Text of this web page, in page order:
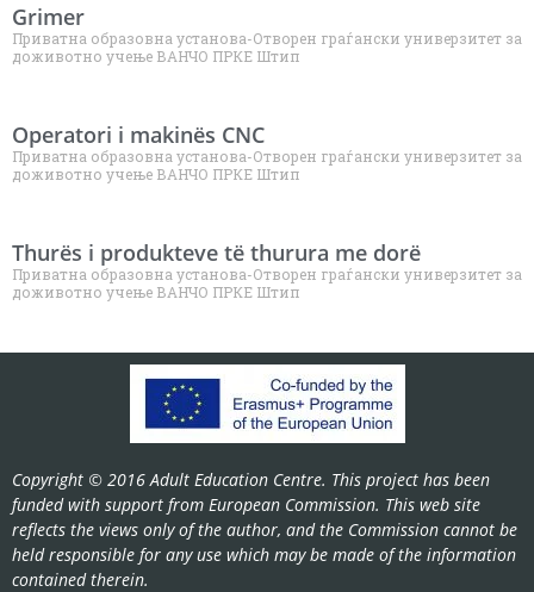
Grimer
Приватна образовна установа-Отворен граѓански универзитет за
доживотно учење ВАНЧО ПРКЕ Штип
Operatori i makinës CNC
Приватна образовна установа-Отворен граѓански универзитет за
доживотно учење ВАНЧО ПРКЕ Штип
Thurës i produkteve të thurura me dorë
Приватна образовна установа-Отворен граѓански универзитет за
доживотно учење ВАНЧО ПРКЕ Штип
Copyright © 2016 Adult Education Centre. This project has been
funded with support from European Commission. This web site
reflects the views only of the author, and the Commission cannot be
held responsible for any use which may be made of the information
contained therein.